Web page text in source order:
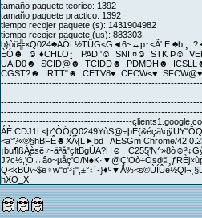
tamaño paquete teorico: 1392
tamaño paquete practico: 1392
tiempo recojer paquete (s): 1431904982
tiempo recojer paquete (us): 883303
b}òü╬×Q024♣­AÖL½TÛG<G◄6~↔p↑<Ã' E ♣b.¸
ÈÓ☻ ☺ ♦CHLO↨ PAD '☺ SNI ¤☺ STK Þ☺
UAID0☻ SCID@☻ TCIDD☻ PDMDH☻
CGST?☻ IRTT"☻ CETV8♥ CFCW<♥
-----------------------------------------
<a°?«®§hBFÊ☻XÃ{L►bd AESGm Chrome/
¡bu¶ßÀèsë♂-äªå"çltBgÚÄ?H☺
J?c½,'Õ↔âo~µåç'O/
Q<kBÚ\~$e♀w"ö'³¡",±°↕`-
hXO_X